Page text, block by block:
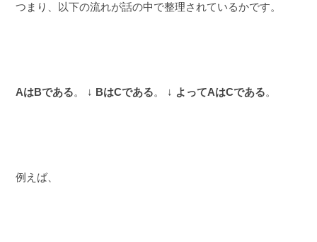
つまり、以下の流れが話の中で整理されているかです。
AはBである。 ↓ BはCである。 ↓ よってAはCである。
例えば、